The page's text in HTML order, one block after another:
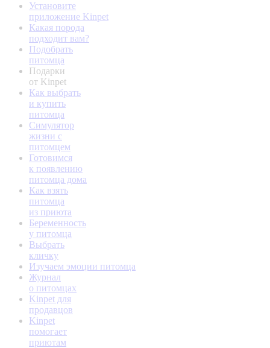
Установите
приложение Kinpet
Какая порода
подходит вам?
Подобрать
питомца
Подарки
от Kinpet
Как выбрать
и купить
питомца
Симулятор
жизни с
питомцем
Готовимся
к появлению
питомца дома
Как взять
питомца
из приюта
Беременность
у питомца
Выбрать
кличку
Изучаем эмоции питомца
Журнал
о питомцах
Kinpet для
продавцов
Kinpet
помогает
приютам